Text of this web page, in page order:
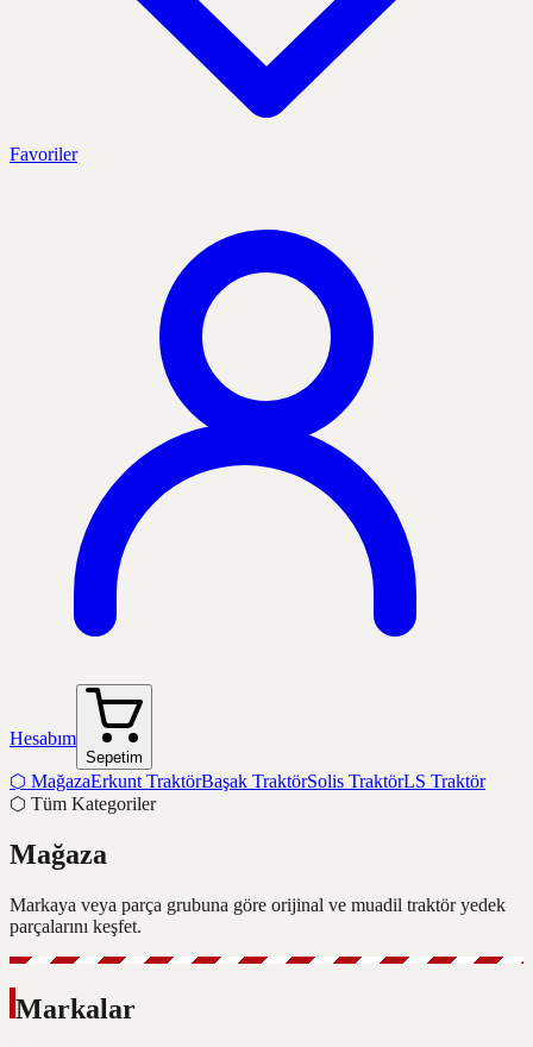
Favoriler
Hesabım
Sepetim
⬡ MağazaErkunt TraktörBaşak TraktörSolis TraktörLS Traktör
⬡ Tüm Kategoriler
Mağaza
Markaya veya parça grubuna göre orijinal ve muadil traktör yedek
parçalarını keşfet.
Markalar